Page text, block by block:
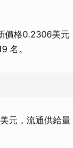
價格0.2306美元
名。
元，流通供給量